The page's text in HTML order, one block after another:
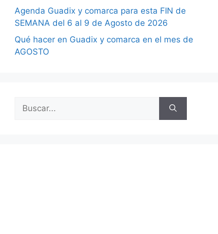
Agenda Guadix y comarca para esta FIN de
SEMANA del 6 al 9 de Agosto de 2026
Qué hacer en Guadix y comarca en el mes de
AGOSTO